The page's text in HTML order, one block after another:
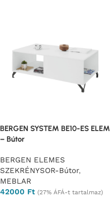
BERGEN SYSTEM BE10-ES ELEM
– Bútor
BERGEN ELEMES
SZEKRÉNYSOR-Bútor,
MEBLAR
42000 Ft (27% ÁFÁ-t tartalmaz)